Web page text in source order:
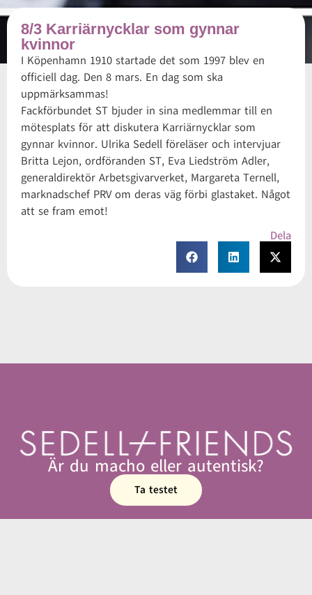
8/3 Karriärnycklar som gynnar
kvinnor
I Köpenhamn 1910 startade det som 1997 blev en
officiell dag. Den 8 mars. En dag som ska
uppmärksammas!
Fackförbundet ST bjuder in sina medlemmar till en
mötesplats för att diskutera Karriärnycklar som
gynnar kvinnor. Ulrika Sedell föreläser och intervjuar
Britta Lejon, ordföranden ST, Eva Liedström Adler,
generaldirektör Arbetsgivarverket, Margareta Ternell,
marknadschef PRV om deras väg förbi glastaket. Något
att se fram emot!
Dela
Är du macho eller autentisk?
Ta testet